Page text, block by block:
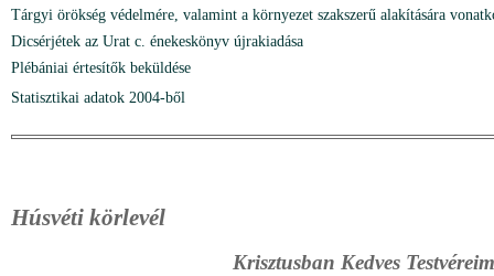
Tárgyi örökség védelmére, valamint a környezet szakszerű alakítására
Dicsérjétek az Urat c. énekeskönyv újrakiadása
Plébániai értesítők beküldése
Statisztikai adatok 2004-ből
Húsvéti körlevél
Krisztusban Kedves